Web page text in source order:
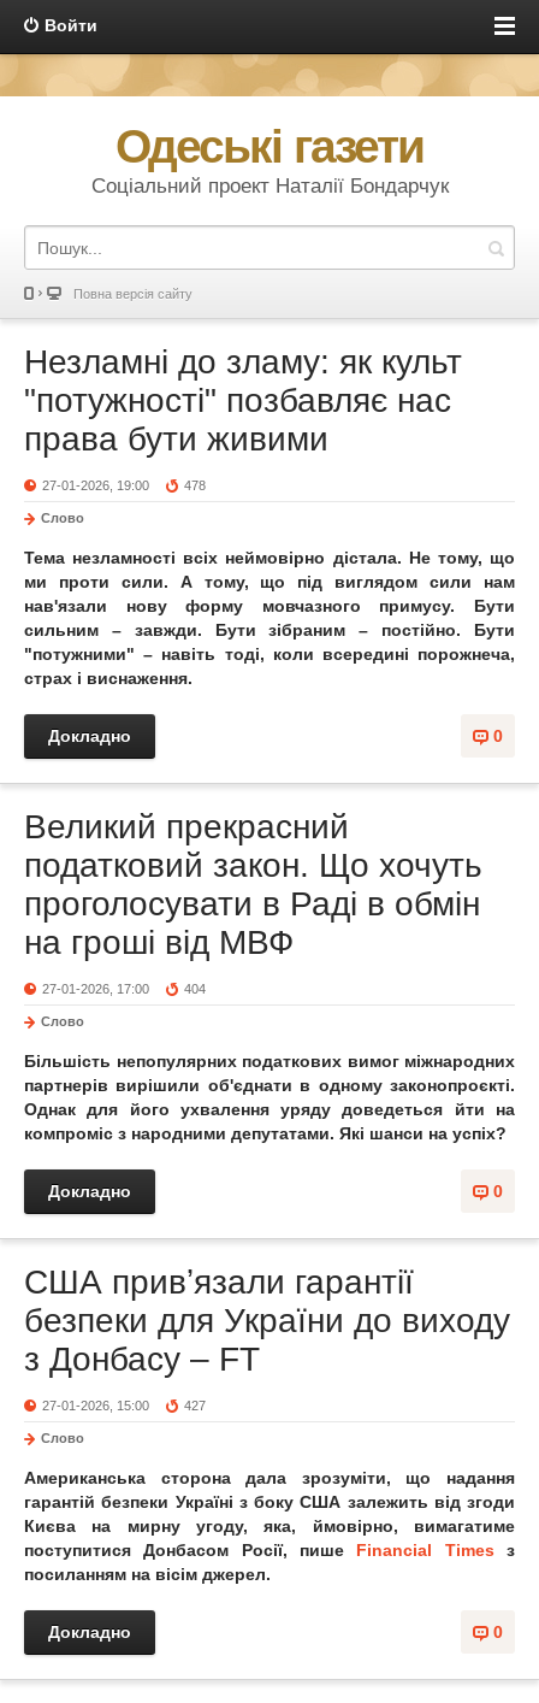
Войти
Одеські газети
Соціальний проект Наталії Бондарчук
Повна версія сайту
Незламні до зламу: як культ
"потужності" позбавляє нас
права бути живими
27-01-2026, 19:00 478
Слово
Тема незламності всіх неймовірно дістала. Не тому, що
ми проти сили. А тому, що під виглядом сили нам
нав'язали нову форму мовчазного примусу. Бути
сильним – завжди. Бути зібраним – постійно. Бути
"потужними" – навіть тоді, коли всередині порожнеча,
страх і виснаження.
0
Докладно
Великий прекрасний
податковий закон. Що хочуть
проголосувати в Раді в обмін
на гроші від МВФ
27-01-2026, 17:00 404
Слово
Більшість непопулярних податкових вимог міжнародних
партнерів вирішили об'єднати в одному законопроєкті.
Однак для його ухвалення уряду доведеться йти на
компроміс з народними депутатами. Які шанси на успіх?
0
Докладно
США привʼязали гарантії
безпеки для України до виходу
з Донбасу – FT
27-01-2026, 15:00 427
Слово
Американська сторона дала зрозуміти, що надання
гарантій безпеки Україні з боку США залежить від згоди
Києва на мирну угоду, яка, ймовірно, вимагатиме
поступитися Донбасом Росії, пише Financial Timesз
посиланням на вісім джерел.
0
Докладно